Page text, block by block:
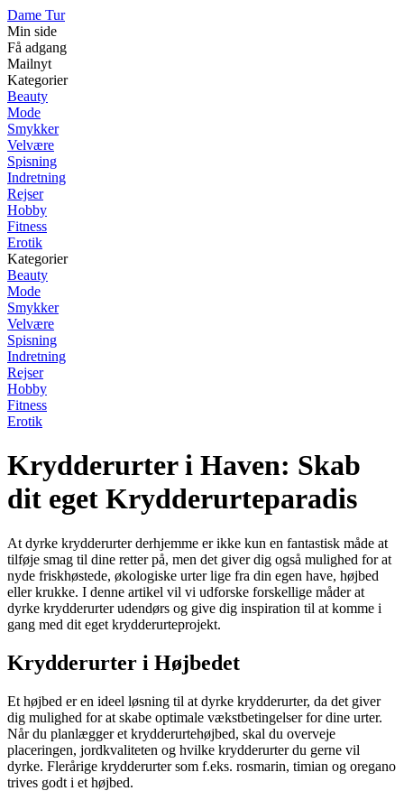
Dame Tur
Min side
Få adgang
Mailnyt
Kategorier
Beauty
Mode
Smykker
Velvære
Spisning
Indretning
Rejser
Hobby
Fitness
Erotik
Kategorier
Beauty
Mode
Smykker
Velvære
Spisning
Indretning
Rejser
Hobby
Fitness
Erotik
Krydderurter i Haven: Skab
dit eget Krydderurteparadis
At dyrke krydderurter derhjemme er ikke kun en fantastisk måde at
tilføje smag til dine retter på, men det giver dig også mulighed for at
nyde friskhøstede, økologiske urter lige fra din egen have, højbed
eller krukke. I denne artikel vil vi udforske forskellige måder at
dyrke krydderurter udendørs og give dig inspiration til at komme i
gang med dit eget krydderurteprojekt.
Krydderurter i Højbedet
Et højbed er en ideel løsning til at dyrke krydderurter, da det giver
dig mulighed for at skabe optimale vækstbetingelser for dine urter.
Når du planlægger et krydderurtehøjbed, skal du overveje
placeringen, jordkvaliteten og hvilke krydderurter du gerne vil
dyrke. Flerårige krydderurter som f.eks. rosmarin, timian og oregano
trives godt i et højbed.